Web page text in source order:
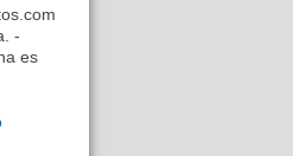
-
es